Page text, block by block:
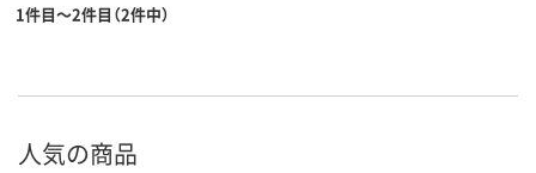
1件目～2件目（2件中）
人気の商品